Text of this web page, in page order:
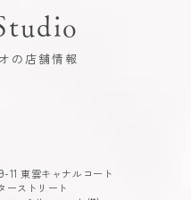
の店舗情報
11 東雲キャナルコート
ーストリート